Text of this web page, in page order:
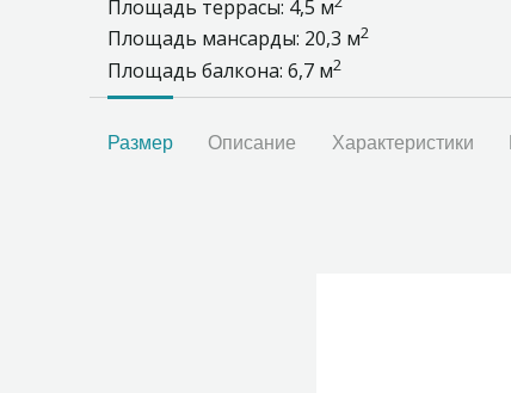
Размер Описание Характеристики
Площадь террасы: 4,5 м
Площадь мансарды: 20,3 м2
Площадь балкона: 6,7 м2